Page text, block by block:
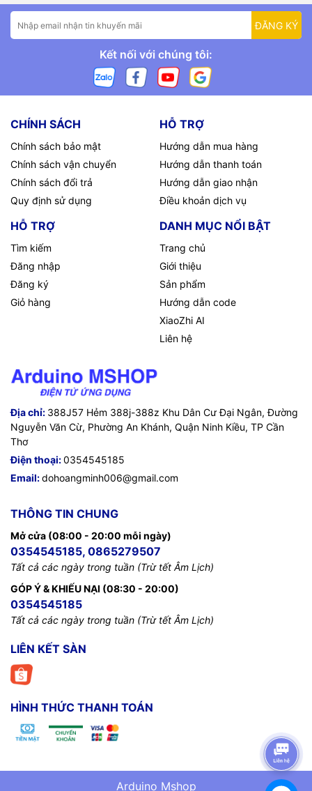
ĐĂNG KÝ
Kết nối với chúng tôi:
CHÍNH SÁCH
Chính sách bảo mật
Chính sách vận chuyển
Chính sách đổi trả
Quy định sử dụng
HỖ TRỢ
Hướng dẫn mua hàng
Hướng dẫn thanh toán
Hướng dẫn giao nhận
Điều khoản dịch vụ
HỖ TRỢ
Tìm kiếm
Đăng nhập
Đăng ký
Giỏ hàng
DANH MỤC NỔI BẬT
Trang chủ
Giới thiệu
Sản phẩm
Hướng dẫn code
XiaoZhi AI
Liên hệ
Địa chỉ: 388J57 Hẻm 388j-388z Khu Dân Cư Đại Ngân, Đường
Nguyễn Văn Cừ, Phường An Khánh, Quận Ninh Kiều, TP Cần
Thơ
Điện thoại:0354545185
Email:dohoangminh006@gmail.com
THÔNG TIN CHUNG
Mở cửa (08:00 - 20:00 mỗi ngày)
0354545185, 0865279507
Tất cả các ngày trong tuần (Trừ tết Âm Lịch)
GÓP Ý & KHIẾU NẠI (08:30 - 20:00)
0354545185
Tất cả các ngày trong tuần (Trừ tết Âm Lịch)
LIÊN KẾT SÀN
HÌNH THỨC THANH TOÁN
Arduino Mshop